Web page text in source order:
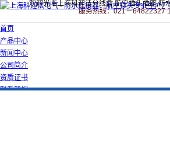
欢迎光临上海科迎法分线盒,航空插头插座,防
服务热线：021－64822327
首页
产品中心
新闻中心
公司简介
资质证书
联系我们